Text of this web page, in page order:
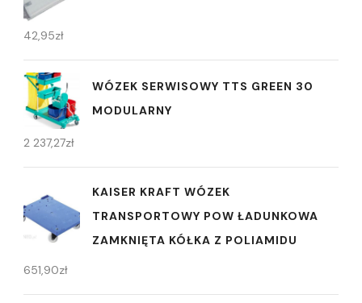
42,95zł
WÓZEK SERWISOWY TTS GREEN 30
MODULARNY
2 237,27zł
KAISER KRAFT WÓZEK
TRANSPORTOWY POW ŁADUNKOWA
ZAMKNIĘTA KÓŁKA Z POLIAMIDU
651,90zł